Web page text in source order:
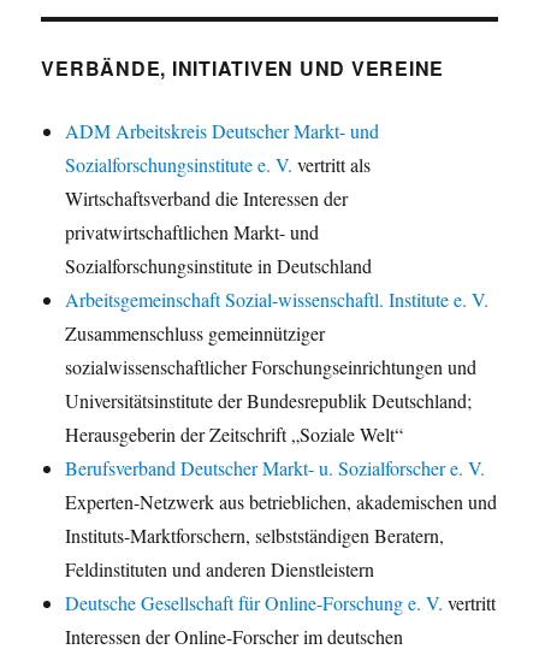
VERBÄNDE, INITIATIVEN UND VEREINE
ADM Arbeitskreis Deutscher Markt- und
Sozialforschungsinstitute e. V. vertritt als
Wirtschaftsverband die Interessen der
privatwirtschaftlichen Markt- und
Sozialforschungsinstitute in Deutschland
Arbeitsgemeinschaft Sozial-wissenschaftl. Institute e. V.
Zusammenschluss gemeinnütziger
sozialwissenschaftlicher Forschungseinrichtungen und
Universitätsinstitute der Bundesrepublik Deutschland;
Herausgeberin der Zeitschrift „Soziale Welt“
Berufsverband Deutscher Markt- u. Sozialforscher e. V.
Experten-Netzwerk aus betrieblichen, akademischen und
Instituts-Marktforschern, selbstständigen Beratern,
Feldinstituten und anderen Dienstleistern
Deutsche Gesellschaft für Online-Forschung e. V. vertritt
Interessen der Online-Forscher im deutschen